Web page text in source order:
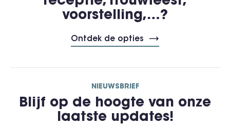
voorstelling,…?
Ontdek de opties
NIEUWSBRIEF
Blijf op de hoogte van onze
laatste updates!